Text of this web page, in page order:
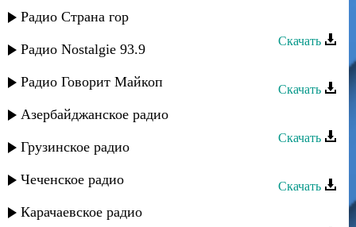
Радио Страна гор
Радио Nostalgie 93.9
Радио Говорит Майкоп
Азербайджанское радио
Грузинское радио
Чеченское радио
Карачаевское радио
Насрула Абдулаев - Ты где
Скачать
Скачать
Насрула Абдулаев - Эльмира
Скачать
Скачать
Насрула Абдулаев - Бродяга